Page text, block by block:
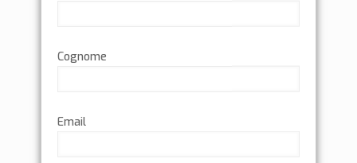
Cognome
Email